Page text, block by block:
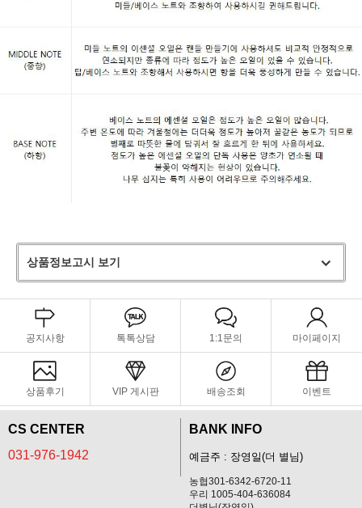
상품정보고시 보기
공지사항 톡톡상담 1:1문의 마이페이지
상품후기 VIP 게시판 배송조회 이벤트
CS CENTER
031-976-1942
BANK INFO
예금주 : 장영일(더 별님)
농협301-6342-6720-11
우리 1005-404-636084